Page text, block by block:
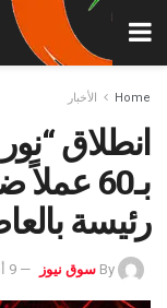
Home الأخبار
بـ60
رئيسة
By سوق نيوز 9 أشهر Ago